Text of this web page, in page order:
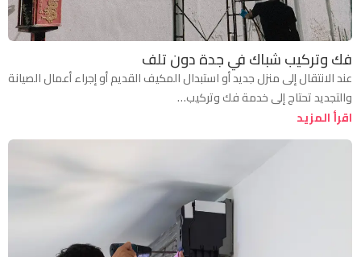
فك وتركيب شباك في جدة دون تلف
عند الانتقال إلى منزل جديد أو استبدال المكيف القديم أو إجراء أعمال الصيانة
والتجديد تحتاج إلى خدمة فك وتركيب…
اقرأ المزيد